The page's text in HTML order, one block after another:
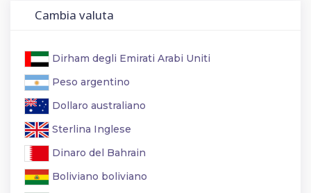
Cambia valuta
Dirham degli Emirati Arabi Uniti
Peso argentino
Dollaro australiano
Sterlina Inglese
Dinaro del Bahrain
Boliviano boliviano